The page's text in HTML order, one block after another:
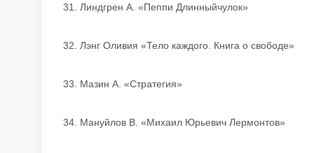
31. Линдгрен А. «Пеппи Длинныйчулок»
32. Лэнг Оливия «Тело каждого. Книга о свободе»
33. Мазин А. «Стратегия»
34. Мануйлов В. «Михаил Юрьевич Лермонтов»